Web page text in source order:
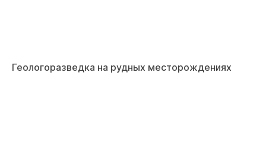
Геологоразведка на рудных месторождениях